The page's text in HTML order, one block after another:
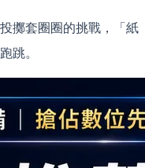
擲套圈圈的挑戰，「紙
跳。